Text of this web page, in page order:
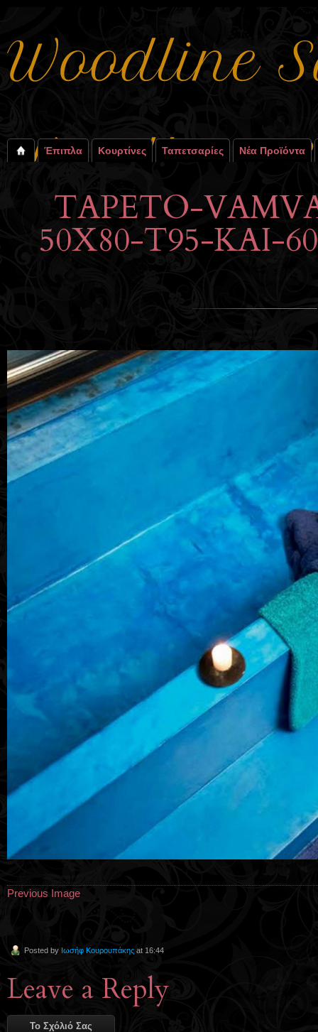
Έπιπλα Κουρτίνες Ταπετσαρίες Νέα Προϊόντα
TAPETO-
50X80-T95-KAI-
Previous Image
Posted by Ιωσήφ Κουρουπάκης at 16:44
Leave a Reply
Το Σχόλιό Σας